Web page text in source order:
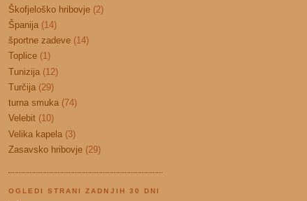
Škofjeloško hribovje (2)
Španija (14)
športne zadeve (14)
Toplice (1)
Tunizija (12)
Turčija (29)
turna smuka (74)
Velebit (10)
Velika kapela (3)
Zasavsko hribovje (29)
OGLEDI STRANI ZADNJIH 30 DNI